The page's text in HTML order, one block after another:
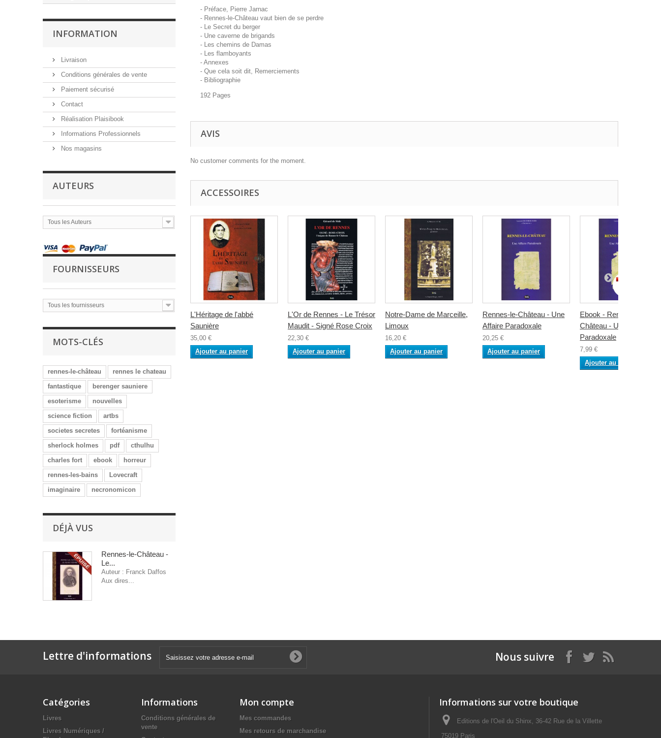
INFORMATION
Livraison
Conditions générales de vente
Paiement sécurisé
Contact
Réalisation Plaisibook
Informations Professionnels
Nos magasins
AUTEURS
Tous les Auteurs
FOURNISSEURS
Tous les fournisseurs
MOTS-CLÉS
rennes-le-château
rennes le chateau
fantastique
berenger sauniere
esoterisme
nouvelles
science fiction
artbs
societes secretes
fortéanisme
sherlock holmes
pdf
cthulhu
charles fort
ebook
horreur
rennes-les-bains
Lovecraft
imaginaire
necronomicon
DÉJÀ VUS
Rennes-le-Château -
Le...
Auteur : Franck Daffos
Aux dires...
- Préface, Pierre Jarnac
- Rennes-le-Château vaut bien de se perdre
- Le Secret du berger
- Une caverne de brigands
- Les chemins de Damas
- Les flamboyants
- Annexes
- Que cela soit dit, Remerciements
- Bibliographie
192 Pages
AVIS
No customer comments for the moment.
ACCESSOIRES
L'Héritage de l'abbé
Saunière
35,00 €
Ajouter au panier
L'Or de Rennes - Le Trésor
Maudit - Signé Rose Croix
22,30 €
Ajouter au panier
Notre-Dame de Marceille,
Limoux
16,20 €
Ajouter au panier
Rennes-le-Château - Une
Affaire Paradoxale
20,25 €
Ajouter au panier
Ebook - Rennes-le-
Château - Une Affaire
Paradoxale
7,99 €
Ajouter au panier
Lettre d'informations Nous suivre
Catégories
Livres
Livres Numériques /
Informations
Conditions générales de
vente
Mon compte
Mes commandes
Mes retours de marchandise
Informations sur votre boutique
Editions de l'Oeil du Shinx, 36-42 Rue de la Villette
75019 Paris